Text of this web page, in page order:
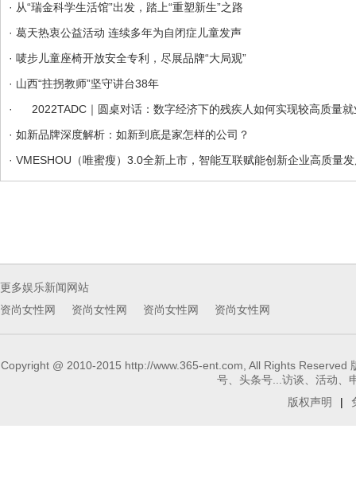
· 从“瑞金科学生活馆”出发，踏上“重塑新生”之路
· 葛天热衷公益活动 连续多年为自闭症儿童发声
· 唛步儿童座椅开放安全专利，尽展品牌“大局观”
· 山西“拄拐教师”坚守讲台38年
· 2022TADC｜圆桌对话：数字经济下的残疾人如何实现较高质量就
· 如新品牌深度解析：如新到底是家怎样的公司？
· VMESHOU（唯蜜瘦）3.0全新上市，智能互联赋能创新企业高质量
更多娱乐新闻网站
资尚女性网
资尚女性网 资尚女性网 资尚女性网
Copyright @ 2010-2015 http://www.365-ent.com, All Rights
号、头条号...访谈、活动、
版权声明
|